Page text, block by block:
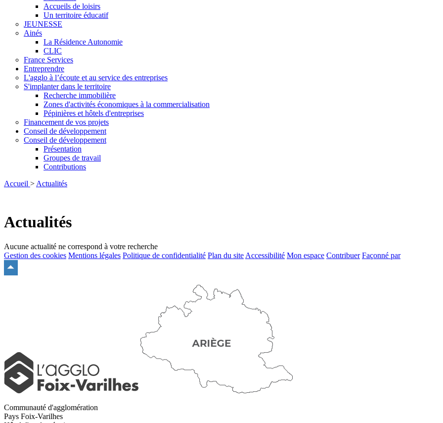
Accueils de loisirs
Un territoire éducatif
JEUNESSE
Ainés
La Résidence Autonomie
CLIC
France Services
Entreprendre
L'agglo à l’écoute et au service des entreprises
S'implanter dans le territoire
Recherche immobilière
Zones d'activités économiques à la commercialisation
Pépinières et hôtels d'entreprises
Financement de vos projets
Conseil de développement
Conseil de développement
Présentation
Groupes de travail
Contributions
Accueil > Actualités
Actualités
Aucune actualité ne correspond à votre recherche
Gestion des cookies Mentions légales Politique de confidentialité Plan du site Accessibilité Mon espace Contribuer Façonné par
Communauté d'agglomération
Pays Foix-Varilhes